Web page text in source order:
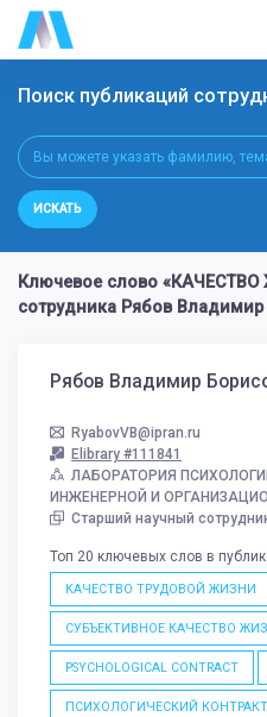
Поиск публикаций
ИСКАТЬ
Ключевое слово
сотрудника Рябов
Рябов Владимир
RyabovVB@ipran.ru
Elibrary #111841
ЛАБОРАТОРИЯ
ИНЖЕНЕРНОЙ И
Старший научный
Топ 20 ключевых слов в
КАЧЕСТВО ТРУДОВОЙ ЖИЗНИ
СУБЪЕКТИВНОЕ КАЧЕСТВО
PSYCHOLOGICAL CONTRACT
ПСИХОЛОГИЧЕСКИЙ КОНТРАКТ